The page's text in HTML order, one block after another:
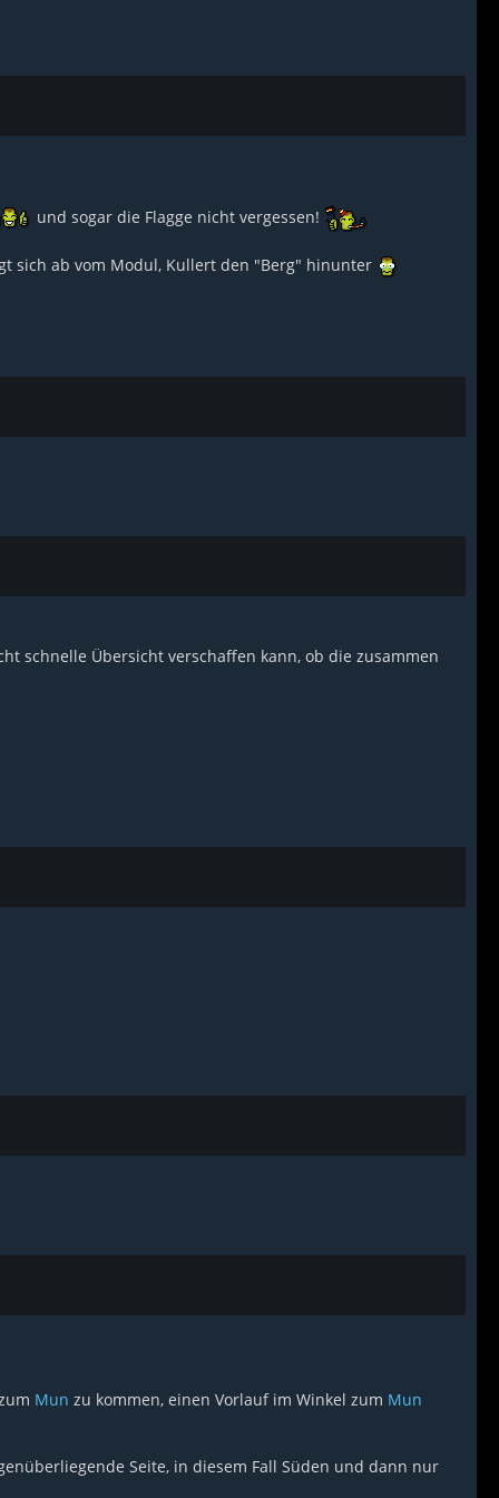
und sogar die Flagge nicht vergessen!
sich ab vom Modul, Kullert den "Berg" hinunter
schnelle Übersicht verschaffen kann, ob die zusammen
Mun zu kommen, einen Vorlauf im Winkel zum Mun
Seite, in diesem Fall Süden und dann nur